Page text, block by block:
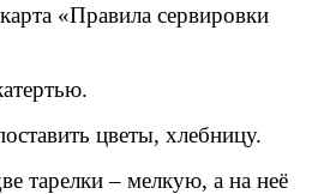
«Правила сервировки
цветы, хлебницу.
тарелки – мелкую, а на неё